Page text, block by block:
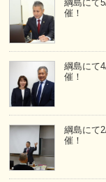
綱島にて
催！
綱島にて
催！
綱島にて
催！